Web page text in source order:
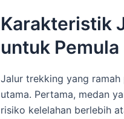
Karakteristik
untuk Pemula
Jalur trekking yang
utama. Pertama, medan
risiko kelelahan berlebih